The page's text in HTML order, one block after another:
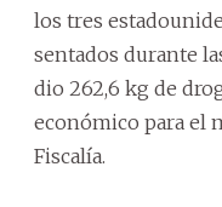
los tres
sentados durante
dio 262,6 kg de
económico para el
Fiscalía.